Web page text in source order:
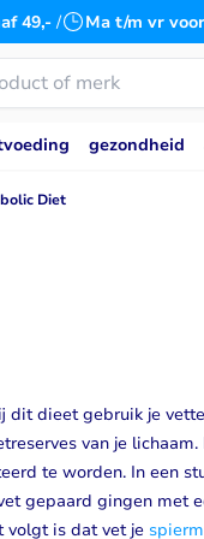
49,- / Ma t/m vr
gezondheid
Diet
dieet gebruik je
van je
te worden. In een
gepaard gingen met
volgt is dat vet je